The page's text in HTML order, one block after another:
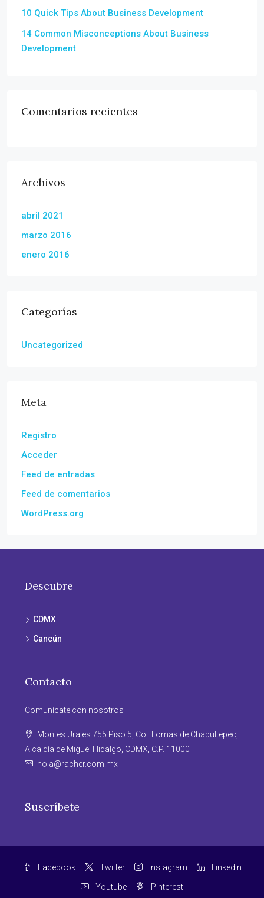
10 Quick Tips About Business Development
14 Common Misconceptions About Business
Development
Comentarios recientes
Archivos
abril 2021
marzo 2016
enero 2016
Categorías
Uncategorized
Meta
Registro
Acceder
Feed de entradas
Feed de comentarios
WordPress.org
Descubre
CDMX
Cancún
Contacto
Comunícate con nosotros
Montes Urales 755 Piso 5, Col. Lomas de Chapultepec,
Alcaldía de Miguel Hidalgo, CDMX, C.P. 11000
hola@racher.com.mx
Suscríbete
Facebook Twitter Instagram LinkedIn
Youtube Pinterest